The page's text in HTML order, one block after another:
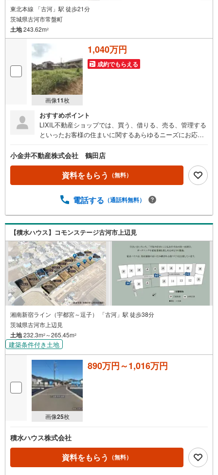
東北本線 「古河」駅 徒歩21分
茨城県古河市常盤町
土地243.62m2
画像11枚
1,040万円
成約でもらえる
おすすめポイント
LIXIL不動産ショップでは、買う、借りる、売る、管理する
といったお客様の住まいに関するあらゆるニーズにお応え
したらお気軽にご相談ください。
小金井不動産株式会社 鶴田店
資料をもらう （無料）
電話する （通話料無料）
【積水ハウス】コモンステージ古河市上辺見
湘南新宿ライン（宇都宮～逗子） 「古河」駅 徒歩38分
茨城県古河市上辺見
土地232.3m2 ～265.45m2
建築条件付き土地
画像25枚
890万円～1,016万円
積水ハウス株式会社
資料をもらう （無料）